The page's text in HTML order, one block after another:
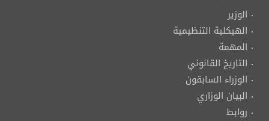
الوزير
الهيكلية التنظيمية
المهمة
التاريخ القانوني
الوزراء السابقون
البيان الوزاري
روابط